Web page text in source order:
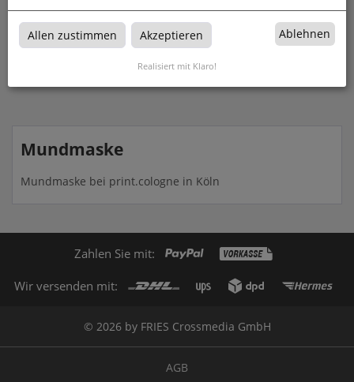
Produkte inMundmaske
Mundmaske
Mundmaske bei print.cologne in Köln
Zahlen Sie mit:
Wir versenden mit:
© 2026 by FRIES Crossmedia GmbH
AGB
Allen zustimmen Akzeptieren Ablehnen
Realisiert mit Klaro!